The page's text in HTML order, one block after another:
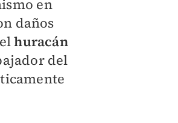
en
daños
huracán
del